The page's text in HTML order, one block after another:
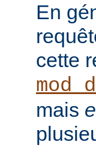
En
cette
mais